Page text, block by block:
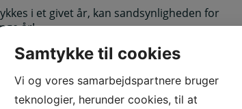
i et givet år, kan sandsynligheden for
år!
afkastet hos de andre store
Sparinvest) i perioden 2000-2025. Fælles
markedet, når alle datapunkter
omkostninger.
Samtykke til cookies
Vi og vores samarbejdspartnere bruger
teknologier, herunder cookies, til at